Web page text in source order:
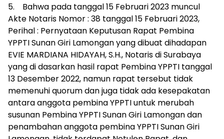
5. Bahwa pada tanggal 15 Februari 2023 muncul
Akte Notaris Nomor : 38 tanggal 15 Februari 2023,
Perihal : Pernyataan Keputusan Rapat Pembina
YPPTI Sunan Giri Lamongan yang dibuat dihadapan
EVIE MARDIANA HIDAYAH, S.H., Notaris di Surabaya
yang di dasarkan hasil rapat Pembina YPPTI tanggal
13 Desember 2022, namun rapat tersebut tidak
memenuhi quorum dan juga tidak ada kesepakatan
antara anggota pembina YPPTI untuk merubah
susunan Pembina YPPTI Sunan Giri Lamongan dan
penambahan anggota pembina YPPTI Sunan Giri